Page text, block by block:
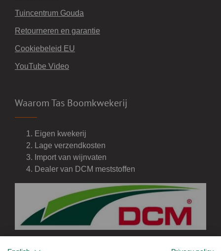
Tuincentrum Gouda
Retourneren en garantie
Cookiebeleid EU
YouTube Video
Waarom Tas Boomkwekerij
Eigen kwekerij
Lage verzendkosten
Import van wijnvaten
Dealer van DCM meststoffen